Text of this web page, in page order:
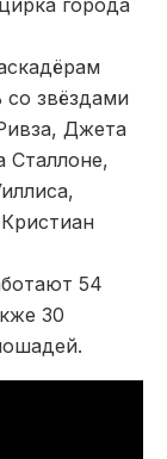
города
со звёздами
Джета
Сталлоне,
54
30